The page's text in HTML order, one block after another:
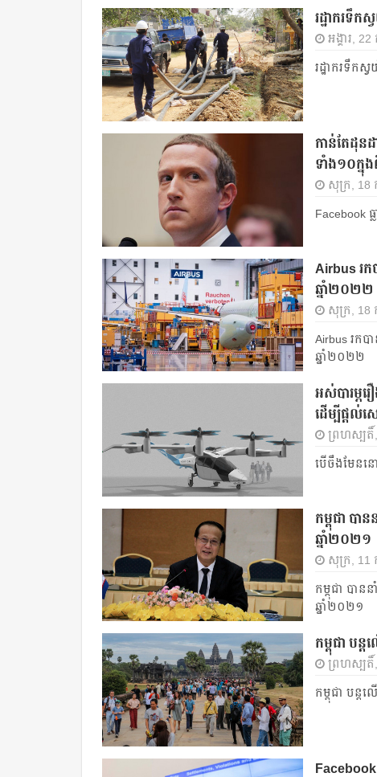
រដ្ឋាករទឹ
អង្គារ,
រដ្ឋាករទឹក
កាន់តែដុន
ទាំង១០ក្នុ
សុក្រ, 18
Facebook
Airbus រក
ឆ្នាំ២០២២
សុក្រ, 18
Airbus រកប
ឆ្នាំ២០២២
អស់បារម្ភ
ដើម្បីផ្តល់ស
ព្រហស្បតិ៍,
បើចឹងមែនន
កម្ពុជា បា
ឆ្នាំ២០២១
សុក្រ, 11
កម្ពុជា បា
ឆ្នាំ២០២១
កម្ពុជា បន្
ព្រហស្បតិ៍,
កម្ពុជា បន្ត